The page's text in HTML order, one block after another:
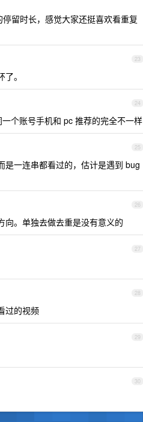
留时长，感觉大家还挺喜欢看重复
23
。
24
个账号手机和 pc 推荐的完全不一样
25
是一连串都看过的，估计是遇到 bug
26
向。单独去做去重是没有意义的
27
28
过的视频
29
30